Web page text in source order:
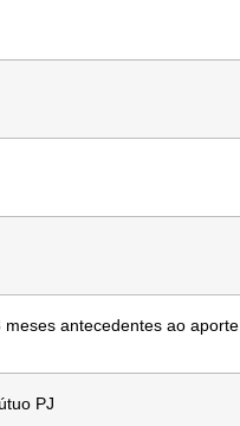
antecedentes ao aporte
PJ